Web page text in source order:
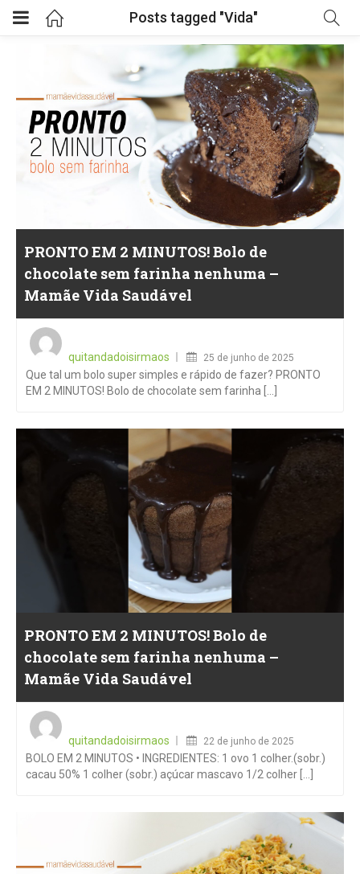
Posts tagged "Vida"
PRONTO EM 2 MINUTOS! Bolo de
chocolate sem farinha nenhuma –
Mamãe Vida Saudável
quitandadoisirmaos
25 de junho de 2025
Que tal um bolo super simples e rápido de fazer? PRONTO
EM 2 MINUTOS! Bolo de chocolate sem farinha [...]
PRONTO EM 2 MINUTOS! Bolo de
chocolate sem farinha nenhuma –
Mamãe Vida Saudável
quitandadoisirmaos
22 de junho de 2025
BOLO EM 2 MINUTOS • INGREDIENTES: 1 ovo 1 colher.(sobr.)
cacau 50% 1 colher (sobr.) açúcar mascavo 1/2 colher [...]